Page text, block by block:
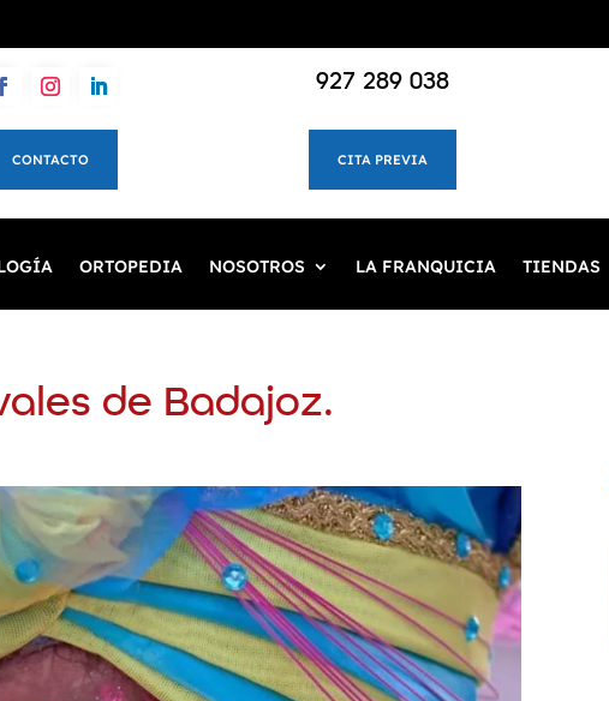
927 289 038
CONTACTO CITA PREVIA
ORTOPEDIA NOSOTROS LA FRANQUICIA TIENDAS
de Badajoz.